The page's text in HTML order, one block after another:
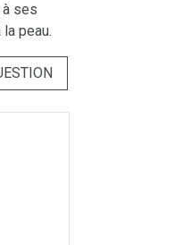
à ses
peau.